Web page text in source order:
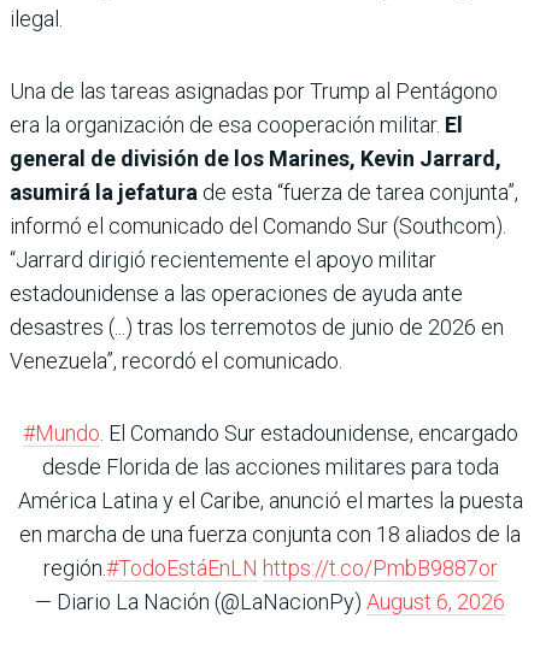
ilegal.
Una de las tareas asignadas por Trump al Pentágono
era la organización de esa cooperación militar. El
general de división de los Marines, Kevin Jarrard,
asumirá la jefatura de esta “fuerza de tarea conjunta”,
informó el comunicado del Comando Sur (Southcom).
“Jarrard dirigió recientemente el apoyo militar
estadounidense a las operaciones de ayuda ante
desastres (...) tras los terremotos de junio de 2026 en
Venezuela”, recordó el comunicado.
#Mundo. El Comando Sur estadounidense, encargado
desde Florida de las acciones militares para toda
América Latina y el Caribe, anunció el martes la puesta
en marcha de una fuerza conjunta con 18 aliados de la
región.#TodoEstáEnLN https://t.co/PmbB9887or
— Diario La Nación (@LaNacionPy) August 6, 2026